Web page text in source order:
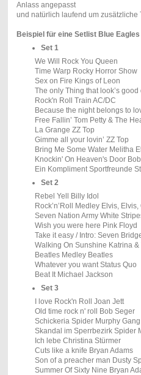
Anlass angepasst
und natürlich laufend um zusätzliche
Beispiel für eine Setlist Blue
Set 1
We Will Rock You Queen
Time Warp Rocky Horror Show
Sex on Fire Kings of Leon
The only Thing that look’s
Rock'n Roll Train AC/DC
Because the night belongs to
Free Fallin’ Tom Petty & The
La Grange ZZ Top
Gimme all your lovin’ ZZ Top
Bring Me Some Water Melitha
Knockin' On Heaven's Door
Ein Kompliment Sportfreunde
Set 2
Rebel Yell Billy Idol
Rock’n’Roll Medley Elvis,
Seven Nation Army White
Wish you were here Pink Floyd
Take it easy / Intro: Seven
Walking On Sunshine Katrina &
Beatles Medley Beatles
Whatever you want Status Quo
Beat It Michael Jackson
Set 3
I love Rock'n Roll Joan Jett
Old time rock n' roll Bob Seger
Schickeria Spider Murphy Gang
Skandal im Sperrbezirk Spider
Ich lebe Christina Stürmer
Cuts like a knife Bryan Adams
Son of a preacher man Dusty
Summer Of Sixty Nine Bryan